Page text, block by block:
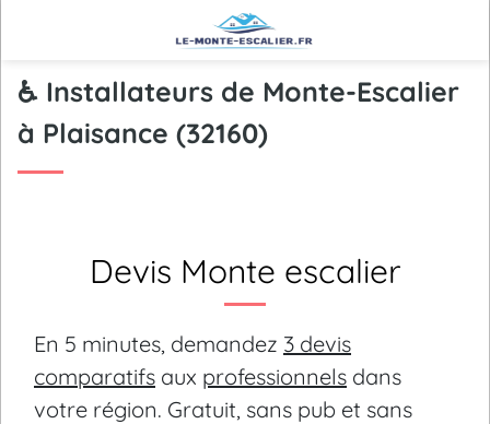
♿ Installateurs de Monte-Escalier
à Plaisance (32160)
Devis Monte escalier
En 5 minutes, demandez 3 devis
comparatifs aux professionnels dans
votre région. Gratuit, sans pub et sans